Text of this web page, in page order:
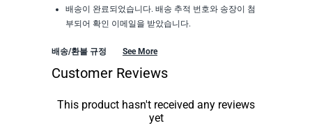
배송이 완료되었습니다. 배송 추적 번호와 송장이 첨
부되어 확인 이메일을 받았습니다.
배송/환불 규정 See More
Customer Reviews
This product hasn't received any reviews
yet